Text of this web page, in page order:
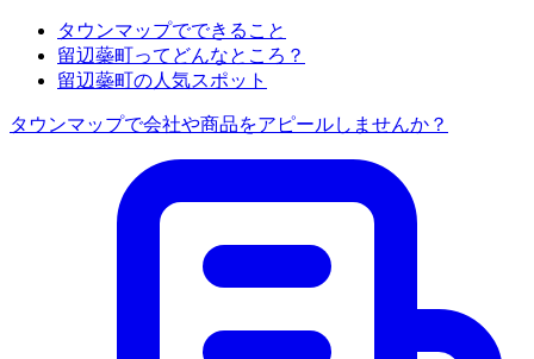
タウンマップでできること
留辺蘂町ってどんなところ？
留辺蘂町の人気スポット
タウンマップで会社や商品をアピールしませんか？